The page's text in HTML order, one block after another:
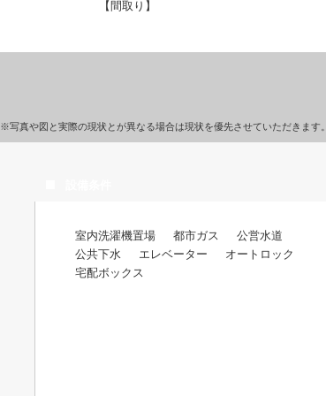
【間取り】
※写真や図と実際の現状とが異なる場合は現状を優先させていただきます。
室内洗濯機置場 都市ガス
公営水道
公共下水
エレベーター
オートロック
宅配ボックス